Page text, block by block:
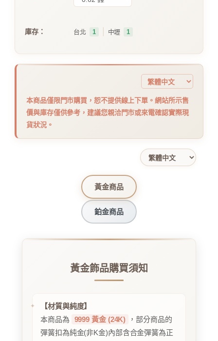
庫存： 台北 1 中壢 1
本商品僅限門市購買，恕不提供線上下單。網站所示售
價與庫存僅供參考，建議您親洽門市或來電確認實際現
貨狀況。
黃金商品
鉑金商品
黃金飾品購買須知
【材質與純度】
本商品為
9999 黃金 (24K)
，部分商品的
彈簧扣為純金(非K金)內部含合金彈簧為正